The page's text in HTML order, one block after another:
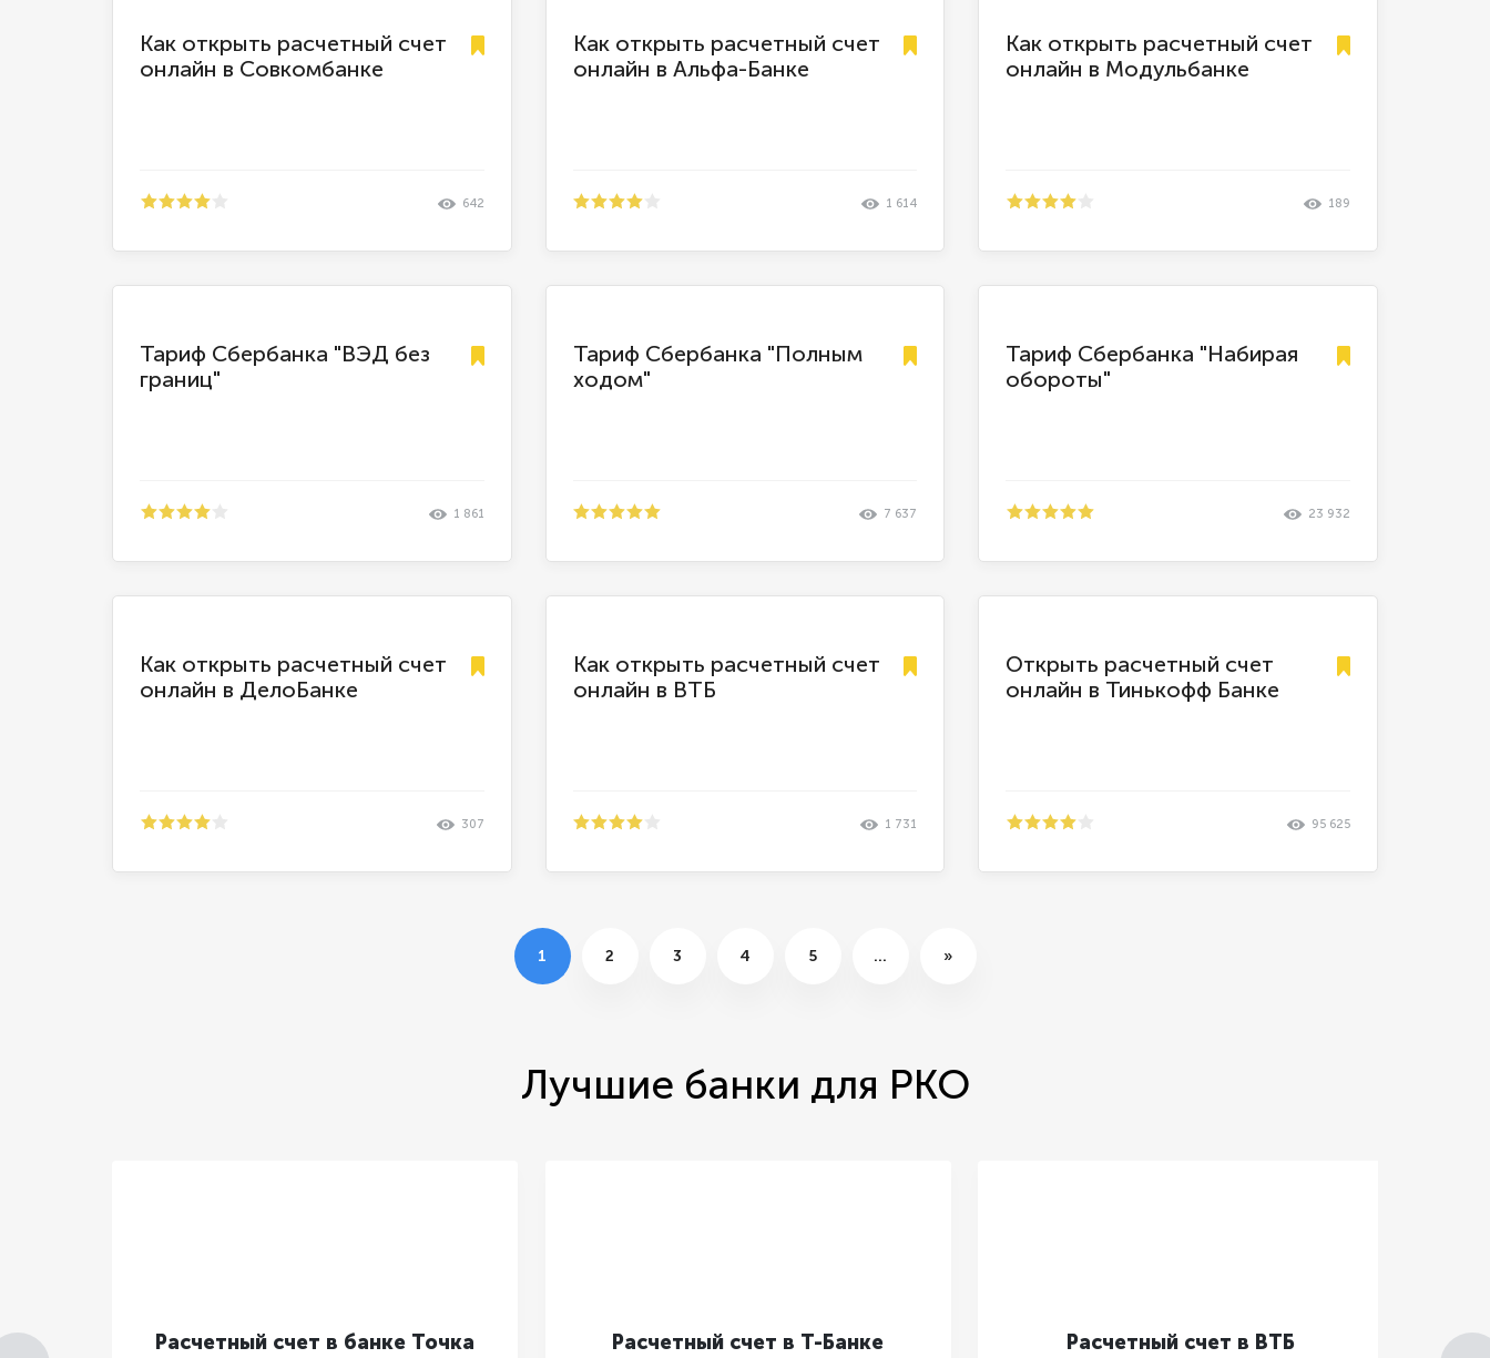
Как открыть расчетный счет
онлайн в Совкомбанке
642
Как открыть расчетный счет
онлайн в Альфа-Банке
1 614
Как открыть расчетный счет
онлайн в Модульбанке
189
Тариф Сбербанка "ВЭД без
границ"
1 861
Тариф Сбербанка "Полным
ходом"
7 637
Тариф Сбербанка "Набирая
обороты"
23 932
Как открыть расчетный счет
онлайн в ДелоБанке
307
Как открыть расчетный счет
онлайн в ВТБ
1 731
Открыть расчетный счет
онлайн в Тинькофф Банке
95 625
1 2 3 4 5 … »
Лучшие банки для РКО
Расчетный счет в банке Точка Расчетный счет в Т-Банке Расчетный счет в ВТБ